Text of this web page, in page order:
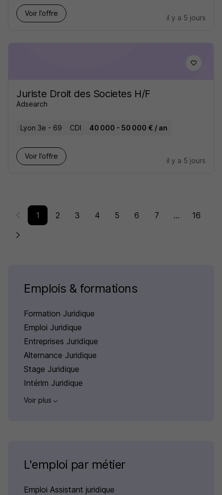
Voir l’offre
il y a 5 jours
Juriste Droit des Societes H/F
Adsearch
Lyon 3e - 69 CDI 40 000 - 50 000 € / an
Voir l’offre
il y a 5 jours
1 2 3 4 5 6 7 ... 16
Emplois & formations
Formation Juridique
Emploi Juridique
Entreprises Juridique
Alternance Juridique
Stage Juridique
Intérim Juridique
Voir plus
L'emploi par métier
Emploi Assistant juridique